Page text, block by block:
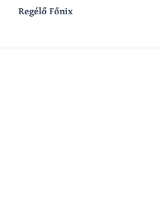
Regélő Főnix